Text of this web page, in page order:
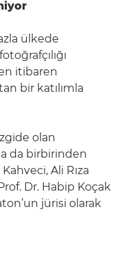
ülkede
itibaren
bir katılımla
olan
da birbirinden
Ali Rıza
Dr. Habip Koçak
jürisi olarak